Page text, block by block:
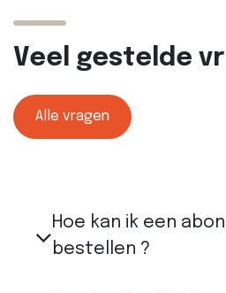
Veel gestelde
Alle vragen
Hoe kan ik een
bestellen ?